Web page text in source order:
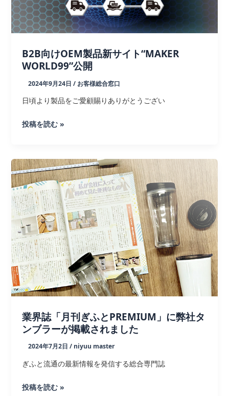
イ
ン
で
ー
ツ
ケ
ー
プ
ン
ト
B2B向けOEM製品新サイト“MAKER
WORLD99”公開
2024年9月24日 / お客様総合窓口
日頃より製品をご愛顧賜りありがとうござい
B2B
OEM
製
品
新
サ
イ
ト“MAKER
WORLD99”公
開
投稿を読む »
業界誌「月刊ぎふとPREMIUM」に弊社タ
ンブラーが掲載されました
2024年7月2日 / niyuu master
ぎふと流通の最新情報を発信する総合専門誌
業
投稿を読む »